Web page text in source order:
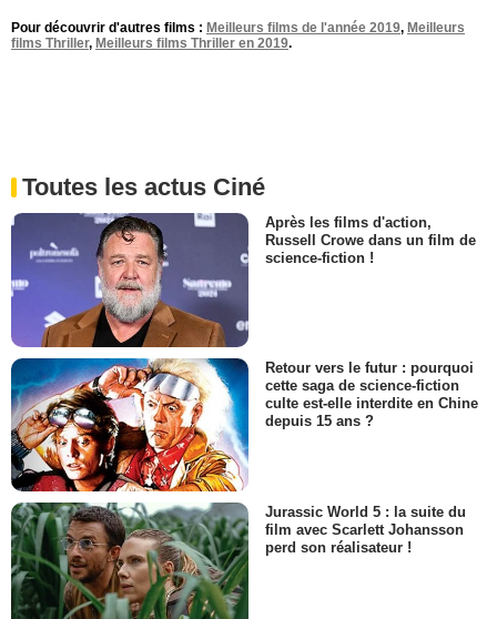
Pour découvrir d'autres films : Meilleurs films de l'année 2019, Meilleurs
films Thriller, Meilleurs films Thriller en 2019.
Toutes les actus Ciné
Après les films d'action,
Russell Crowe dans un film de
science-fiction !
Retour vers le futur : pourquoi
cette saga de science-fiction
culte est-elle interdite en Chine
depuis 15 ans ?
Jurassic World 5 : la suite du
film avec Scarlett Johansson
perd son réalisateur !